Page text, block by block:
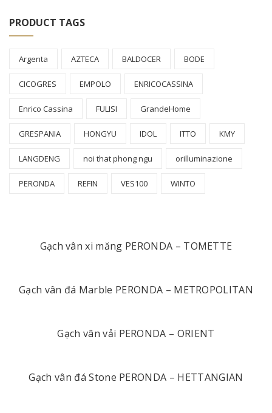
PRODUCT TAGS
Argenta AZTECA BALDOCER BODE
CICOGRES EMPOLO ENRICOCASSINA
Enrico Cassina FULISI GrandeHome
GRESPANIA HONGYU IDOL ITTO KMY
LANGDENG noi that phong ngu orilluminazione
PERONDA REFIN VES100 WINTO
Gạch vân xi măng PERONDA – TOMETTE
Gạch vân đá Marble PERONDA – METROPOLITAN
Gạch vân vải PERONDA – ORIENT
Gạch vân đá Stone PERONDA – HETTANGIAN